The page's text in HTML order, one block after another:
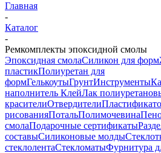
Главная
-
Каталог
-
Ремкомплекты эпоксидной смолы
Эпоксидная смолаСиликон для форм
пластикПолиуретан для
формГелькоутыГрунтИнструменты
наполнитель КлейЛак
красителиОтвердители
рисованияПотальПолимочевина
смолаПодарочные сертификаты
составыСиликоновые молды
стеклолентаСтекломатыФурнитура